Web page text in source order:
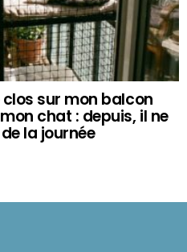
sur mon balcon
chat : depuis, il ne
la journée